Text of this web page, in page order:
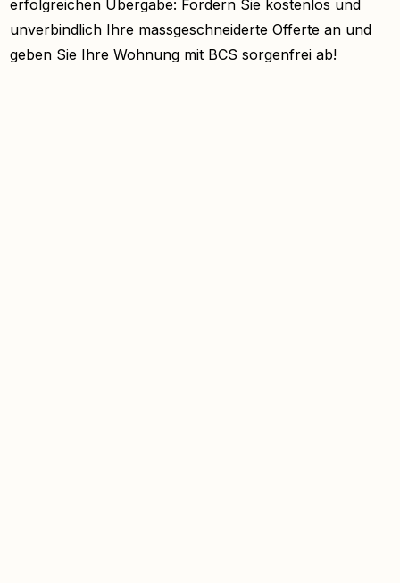
erfolgreichen Übergabe: Fordern Sie kostenlos und
unverbindlich Ihre massgeschneiderte Offerte an und
geben Sie Ihre Wohnung mit BCS sorgenfrei ab!